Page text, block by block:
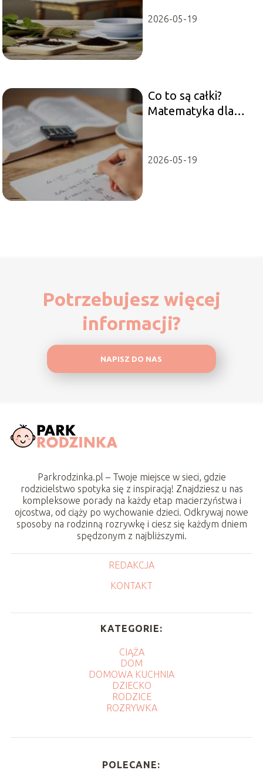
2026-05-19
Co to są całki?
Matematyka dla
2026-05-19
Potrzebujesz więcej
informacji?
NAPISZ DO NAS
Parkrodzinka.pl – Twoje miejsce w sieci, gdzie
rodzicielstwo spotyka się z inspiracją! Znajdziesz u nas
kompleksowe porady na każdy etap macierzyństwa i
ojcostwa, od ciąży po wychowanie dzieci. Odkrywaj nowe
sposoby na rodzinną rozrywkę i ciesz się każdym dniem
spędzonym z najbliższymi.
REDAKCJA
KONTAKT
KATEGORIE:
CIĄŻA
DOM
DOMOWA KUCHNIA
DZIECKO
RODZICE
ROZRYWKA
POLECANE: